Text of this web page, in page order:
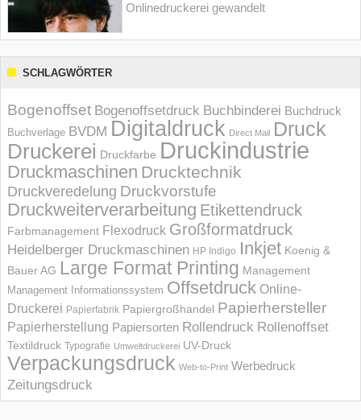
Onlinedruckerei gewandelt
SCHLAGWÖRTER
Bogenoffset Bogenoffsetdruck Buchbinderei Buchdruck
Buchverlage BVDM Digitaldruck Direct Mail Druck
Druckerei Druckfarbe Druckindustrie
Druckmaschinen Drucktechnik
Druckveredelung Druckvorstufe
Druckweiterverarbeitung Etikettendruck
Farbmanagement Flexodruck Großformatdruck
Heidelberger Druckmaschinen HP Indigo Inkjet Koenig &
Bauer AG Large Format Printing Management
Management Informations­system Offsetdruck Online-
Druckerei Papierfabrik Papiergroßhandel Papierhersteller
Papierherstellung Papiersorten Rollendruck Rollenoffset
Textildruck Typografie Umweltdruckerei UV-Druck
Verpackungsdruck Web-to-Print Werbedruck
Zeitungsdruck